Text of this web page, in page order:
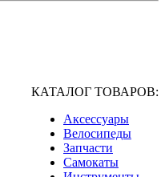
КАТАЛОГ ТОВАРОВ:
Аксессуары
Велосипеды
Запчасти
Самокаты